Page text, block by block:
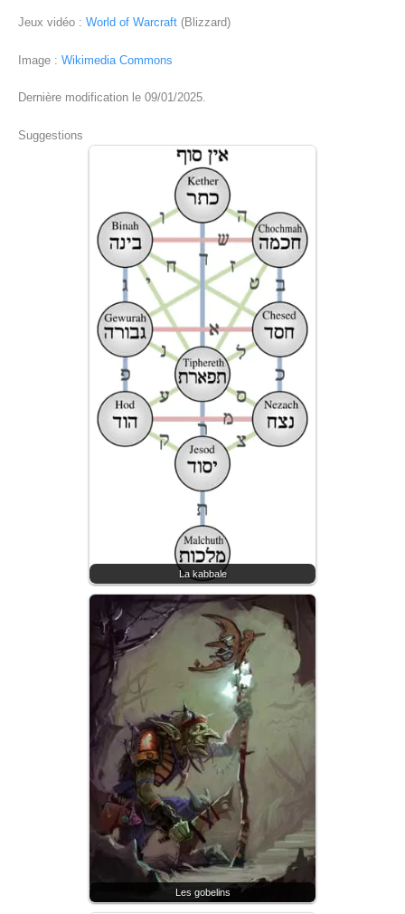
Jeux vidéo : World of Warcraft (Blizzard)
Image : Wikimedia Commons
Dernière modification le 09/01/2025.
Suggestions
La kabbale
Les gobelins